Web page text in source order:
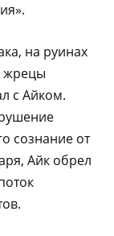
на руинах
жрецы
с Айком.
сознание от
Айк обрел